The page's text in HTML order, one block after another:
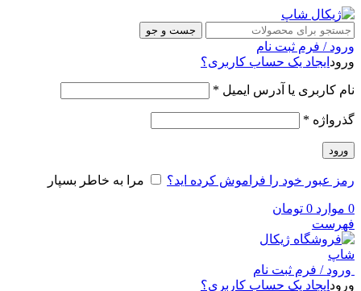
جست و جو
ورود / فرم ثبت نام
ورود ایجاد یک حساب کاربری؟
نام کاربری یا آدرس ایمیل *
گذرواژه *
ورود
رمز عبور خود را فراموش کرده اید؟ مرا به خاطر بسپار
0 موارد 0 تومان
فهرست
ورود / فرم ثبت نام
ورود ایجاد یک حساب کاربری؟